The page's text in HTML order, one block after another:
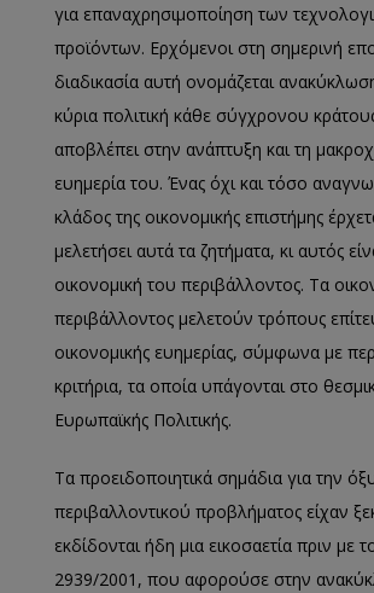
για επαναχρησιμοποίηση των
προϊόντων. Ερχόμενοι στη σημερινή
διαδικασία αυτή ονομάζεται
κύρια πολιτική κάθε σύγχρονου
αποβλέπει στην ανάπτυξη και τη
ευημερία του. Ένας όχι και τόσο
κλάδος της οικονομικής επιστήμης
μελετήσει αυτά τα ζητήματα, κι αυτός
οικονομική του περιβάλλοντος. Τα
περιβάλλοντος μελετούν τρόπους
οικονομικής ευημερίας, σύμφωνα με
κριτήρια, τα οποία υπάγονται στο
Ευρωπαϊκής Πολιτικής.
Τα προειδοποιητικά σημάδια για την
περιβαλλοντικού προβλήματος είχαν
εκδίδονται ήδη μια εικοσαετία πριν με
2939/2001, που αφορούσε στην